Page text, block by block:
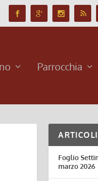
Parrocchia
Foglio
marzo 2026